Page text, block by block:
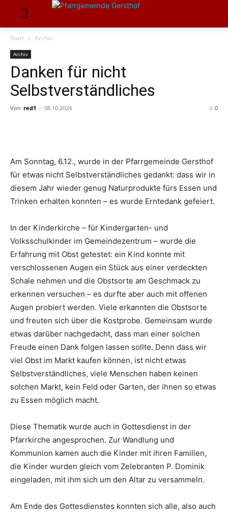
Start Archiv
Archiv
Danken für nicht
Selbstverständliches
Von red1 - 08.10.2024 0
Am Sonntag, 6.12., wurde in der Pfarrgemeinde Gersthof
für etwas nicht Selbstverständliches gedankt: dass wir in
diesem Jahr wieder genug Naturprodukte fürs Essen und
Trinken erhalten konnten – es wurde Erntedank gefeiert.
In der Kinderkirche – für Kindergarten- und
Volksschulkinder im Gemeindezentrum – wurde die
Erfahrung mit Obst getestet: ein Kind konnte mit
verschlossenen Augen ein Stück aus einer verdeckten
Schale nehmen und die Obstsorte am Geschmack zu
erkennen versuchen – es durfte aber auch mit offenen
Augen probiert werden. Viele erkannten die Obstsorte
und freuten sich über die Kostprobe. Gemeinsam wurde
etwas darüber nachgedacht, dass man einer solchen
Freude einen Dank folgen lassen sollte. Denn dass wir
viel Obst im Markt kaufen können, ist nicht etwas
Selbstverständliches, viele Menschen haben keinen
solchen Markt, kein Feld oder Garten, der ihnen so etwas
zu Essen möglich macht.
Diese Thematik wurde auch in Gottesdienst in der
Pfarrkirche angesprochen. Zur Wandlung und
Kommunion kamen auch die Kinder mit ihren Familien,
die Kinder wurden gleich vom Zelebranten P. Dominik
eingeladen, mit ihm sich um den Altar zu versammeln.
Am Ende des Gottesdienstes konnten sich alle, also auch